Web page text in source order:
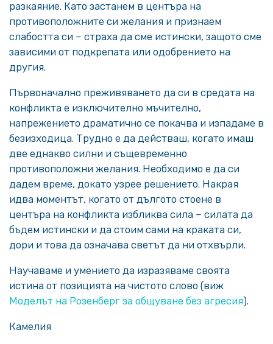
разкаяние. Като застанем в центъра на
противоположните си желания и признаем
слабостта си – страха да сме истински, защото сме
зависими от подкрепата или одобрението на
другия.
Първоначално преживяването да си в средата на
конфликта е изключително мъчително,
напрежението драматично се покачва и изпадаме в
безизходица. Трудно е да действаш, когато имаш
две еднакво силни и същевременно
противоположни желания. Необходимо е да си
дадем време, докато узрее решението. Накрая
идва моментът, когато от дългото стоене в
центъра на конфликта избликва сила – силата да
бъдем истински и да стоим сами на краката си,
дори и това да означава светът да ни отхвърли.
Научаваме и умението да изразяваме своята
истина от позицията на чистото слово (виж
Моделът на Розенберг за общуване без агресия).
Камелия